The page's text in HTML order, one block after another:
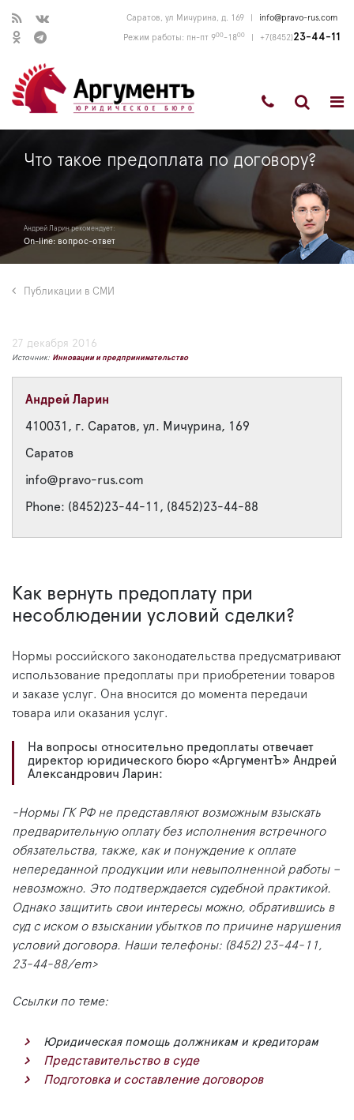
Саратов, ул Мичурина, д. 169 info@pravo-rus.com
Режим работы: пн-пт 900-1800 +7(8452)23-44-11
Что такое предоплата по договору?
Андрей Ларин рекомендует:
On-line: вопрос-ответ
Публикации в СМИ
27 декабря 2016
Источник: Инновации и предпринимательство
Андрей Ларин
410031, г. Саратов, ул. Мичурина, 169
Саратов
info@pravo-rus.com
Phone: (8452)23-44-11, (8452)23-44-88
Как вернуть предоплату при
несоблюдении условий сделки?
Нормы российского законодательства предусматривают
использование предоплаты при приобретении товаров
и заказе услуг. Она вносится до момента передачи
товара или оказания услуг.
На вопросы относительно предоплаты отвечает
директор юридического бюро «АргументЪ» Андрей
Александрович Ларин:
-Нормы ГК РФ не представляют возможным взыскать
предварительную оплату без исполнения встречного
обязательства, также, как и понуждение к оплате
непереданной продукции или невыполненной работы –
невозможно. Это подтверждается судебной практикой.
Однако защитить свои интересы можно, обратившись в
суд с иском о взыскании убытков по причине нарушения
условий договора. Наши телефоны: (8452) 23-44-11,
23-44-88/em>
Ссылки по теме:
Юридическая помощь должникам и кредиторам
Представительство в суде
Подготовка и составление договоров